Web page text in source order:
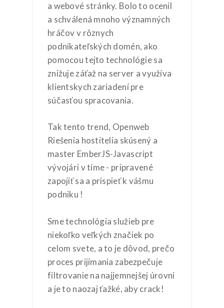
a webové stránky. Bolo to ocenil
a schválená mnoho významných
hráčov v rôznych
podnikateľských domén, ako
pomocou tejto technológie sa
znižuje záťaž na server a využíva
klientskych zariadení pre
súčasťou spracovania.
Tak tento trend, Openweb
Riešenia hostitelia skúsený a
master EmberJS-Javascript
vývojári v tíme - pripravené
zapojiť sa a prispieť k vášmu
podniku !
Sme technológia služieb pre
niekoľko veľkých značiek po
celom svete, a to je dôvod, prečo
proces prijímania zabezpečuje
filtrovanie na najjemnejšej úrovni
a je to naozaj ťažké, aby crack!